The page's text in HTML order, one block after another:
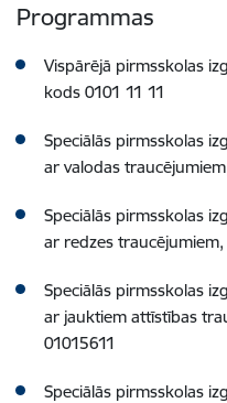
Programmas
Vispārējā pirmsskolas
kods 0101 11 11
Speciālās pirmsskolas
ar valodas
Speciālās pirmsskolas
ar redzes
Speciālās pirmsskolas
ar jauktiem attīstības
01015611
Speciālās pirmsskolas